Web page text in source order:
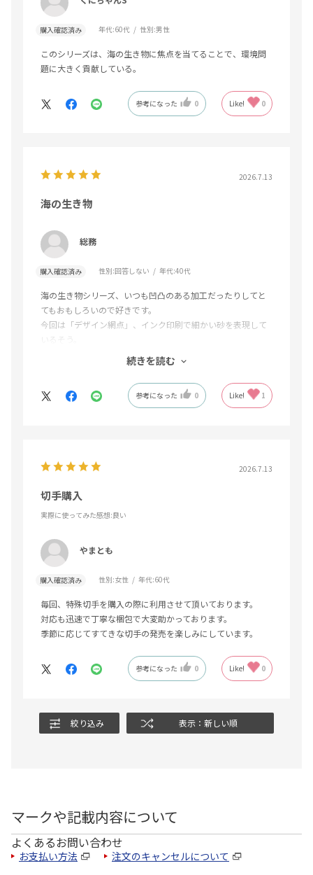
購入確認済み 年代:60代 性別:男性
このシリーズは、海の生き物に焦点を当てることで、環境問
題に大きく貢献している。
参考になった 0 Like! 0
2026.7.13
海の生き物
総務
購入確認済み 性別:回答しない 年代:40代
海の生き物シリーズ、いつも凹凸のある加工だったりしてと
てもおもしろいので好きです。
今回は「デザイン網点」、インク印刷で細かい砂を表現して
いるそう。
これからも色々な表現で海を表現した切手を期待していま
続きを読む
参考になった 0 Like! 1
2026.7.13
切手購入
実際に使ってみた感想:良い
やまとも
購入確認済み 性別:女性 年代:60代
毎回、特殊切手を購入の際に利用させて頂いております。
対応も迅速で丁寧な梱包で大変助かっております。
季節に応じてすてきな切手の発売を楽しみにしています。
参考になった 0 Like! 0
絞り込み 表示：新しい順
マークや記載内容について
よくあるお問い合わせ
お支払い方法 注文のキャンセルについて